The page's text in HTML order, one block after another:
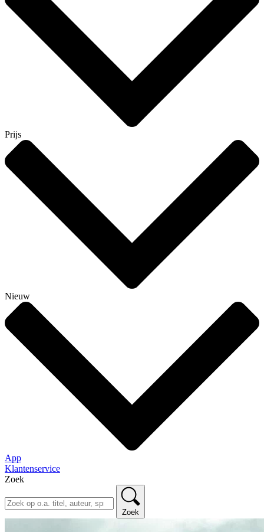
Prijs
Nieuw
App
Klantenservice
Zoek
Zoek